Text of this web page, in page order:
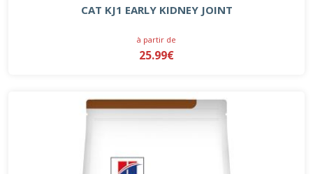
CAT KJ1 EARLY KIDNEY JOINT
à partir de
25.99€